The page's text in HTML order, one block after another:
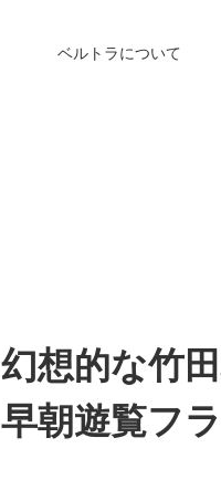
ベルトラについて
幻想的な竹
早朝遊覧フ